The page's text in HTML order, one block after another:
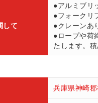
して
●アルミブリ
●フォークリ
●クレーンあ
●ロープや荷
たします。
兵庫県神崎